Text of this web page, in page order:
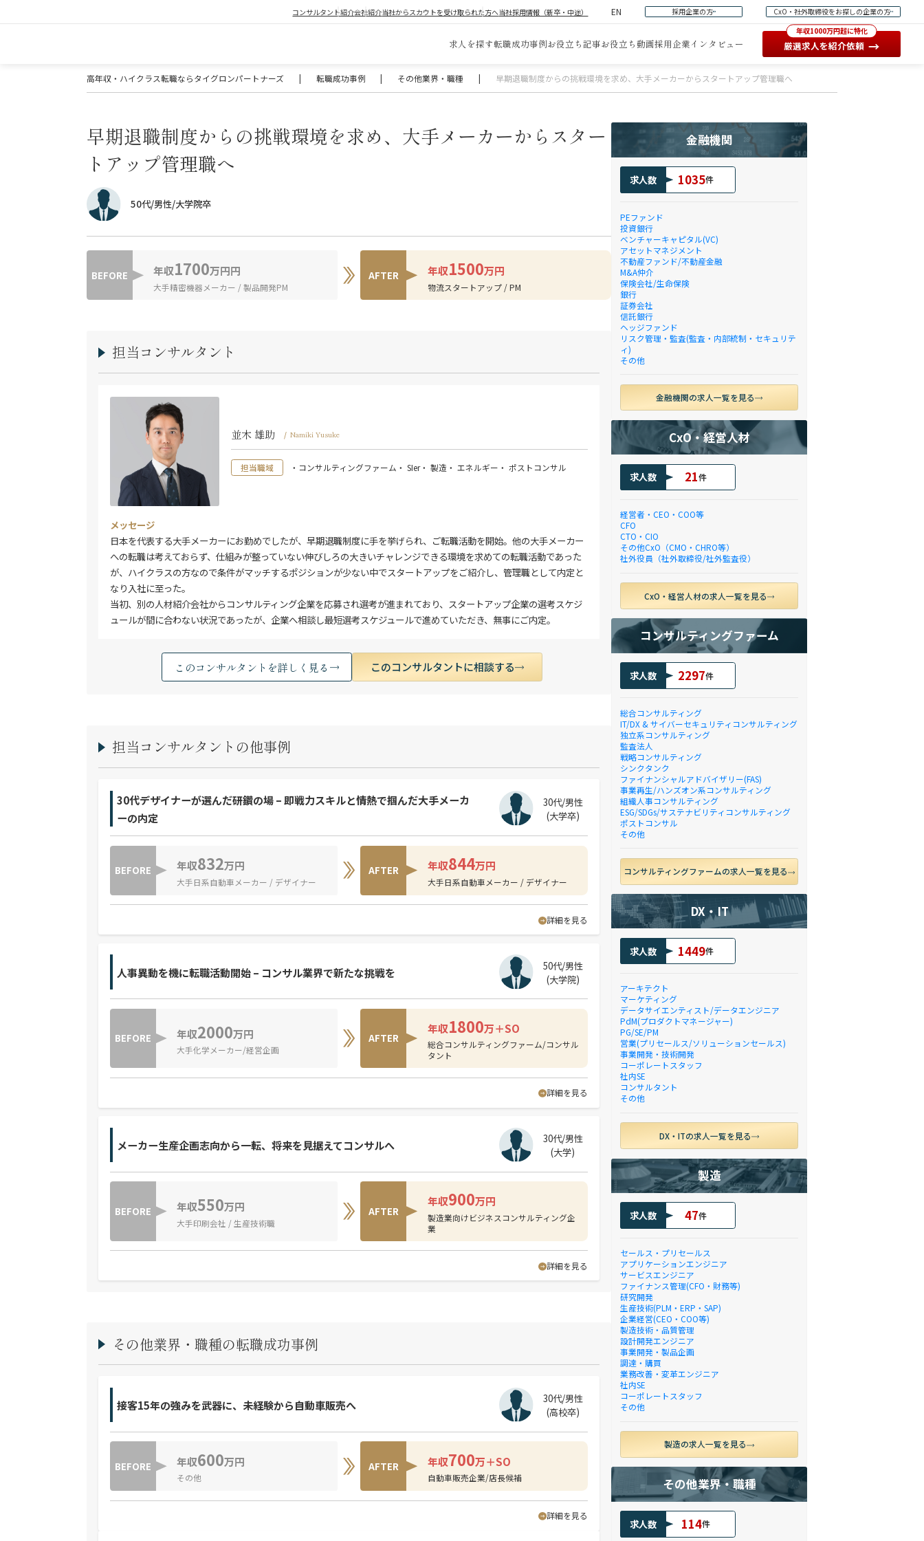
コンサルタント紹介会社紹介当社からスカウトを受け取られた方へ当社採用情報（新卒・中途） EN 採用企業の方 CxO・社外取締役をお探しの企業の方
求人を探す転職成功事例お役立ち記事お役立ち動画採用企業インタビュー
年収1000万円超に特化
厳選求人を紹介依頼 →
高年収・ハイクラス転職ならタイグロンパートナーズ | 転職成功事例 | その他業界・職種 | 早期退職制度からの挑戦環境を求め、大手メーカーからスタートアップ管理職へ
早期退職制度からの挑戦環境を求め、大手メーカーからスター
トアップ管理職へ
50代/男性/大学院卒
BEFORE 年収1700万円円
大手精密機器メーカー / 製品開発PM
AFTER 年収1500万円
物流スタートアップ / PM
担当コンサルタント
並木 雄助 / Namiki Yusuke
担当職域 ・コンサルティングファーム ・ SIer・ 製造・ エネルギー ・ ポストコンサル
メッセージ
日本を代表する大手メーカーにお勤めでしたが、早期退職制度に手を挙げられ、ご転職活動を開始。他の大手メーカー
への転職は考えておらず、仕組みが整っていない伸びしろの大きいチャレンジできる環境を求めての転職活動であった
が、ハイクラスの方なので条件がマッチするポジションが少ない中でスタートアップをご紹介し、管理職として内定と
なり入社に至った。
当初、別の人材紹介会社からコンサルティング企業を応募され選考が進まれており、スタートアップ企業の選考スケジ
ュールが間に合わない状況であったが、企業へ相談し最短選考スケジュールで進めていただき、無事にご内定。
このコンサルタントを詳しく見る このコンサルタントに相談する
担当コンサルタントの他事例
30代デザイナーが選んだ研鑽の場 – 即戦力スキルと情熱で掴んだ大手メーカ
ーの内定
30代/男性
(大学卒)
BEFORE 年収832万円
大手日系自動車メーカー / デザイナー
AFTER 年収844万円
大手日系自動車メーカー / デザイナー
詳細を見る
人事異動を機に転職活動開始 – コンサル業界で新たな挑戦を
50代/男性
(大学院)
BEFORE 年収2000万円
大手化学メーカー/経営企画
AFTER
年収1800万＋SO
総合コンサルティングファーム/コンサル
タント
詳細を見る
メーカー生産企画志向から一転、将来を見据えてコンサルへ
30代/男性
(大学)
BEFORE 年収550万円
大手印刷会社 / 生産技術職
AFTER
年収900万円
製造業向けビジネスコンサルティング企
業
詳細を見る
その他業界・職種の転職成功事例
接客15年の強みを武器に、未経験から自動車販売へ
30代/男性
(高校卒)
BEFORE 年収600万円
その他
AFTER 年収700万＋SO
自動車販売企業/店長候補
詳細を見る
金融機関
求人数 1035件
PEファンド
投資銀行
ベンチャーキャピタル(VC)
アセットマネジメント
不動産ファンド/不動産金融
M&A仲介
保険会社/生命保険
銀行
証券会社
信託銀行
ヘッジファンド
リスク管理・監査(監査・内部統制・セキュリテ
ィ)
その他
金融機関の求人一覧を見る
CxO・経営人材
求人数 21件
経営者・CEO・COO等
CFO
CTO・CIO
その他CxO（CMO・CHRO等）
社外役員（社外取締役/社外監査役）
CxO・経営人材の求人一覧を見る
コンサルティングファーム
求人数 2297件
総合コンサルティング
IT/DX & サイバーセキュリティコンサルティング
独立系コンサルティング
監査法人
戦略コンサルティング
シンクタンク
ファイナンシャルアドバイザリー(FAS)
事業再生/ハンズオン系コンサルティング
組織人事コンサルティング
ESG/SDGs/サステナビリティコンサルティング
ポストコンサル
その他
コンサルティングファームの求人一覧を見る
DX・IT
求人数 1449件
アーキテクト
マーケティング
データサイエンティスト/データエンジニア
PdM(プロダクトマネージャー)
PG/SE/PM
営業(プリセールス/ソリューションセールス)
事業開発・技術開発
コーポレートスタッフ
社内SE
コンサルタント
その他
DX・ITの求人一覧を見る
製造
求人数 47件
セールス・プリセールス
アプリケーションエンジニア
サービスエンジニア
ファイナンス管理(CFO・財務等)
研究開発
生産技術(PLM・ERP・SAP)
企業経営(CEO・COO等)
製造技術・品質管理
設計開発エンジニア
事業開発・製品企画
調達・購買
業務改善・変革エンジニア
社内SE
コーポレートスタッフ
その他
製造の求人一覧を見る
その他業界・職種
求人数 114件